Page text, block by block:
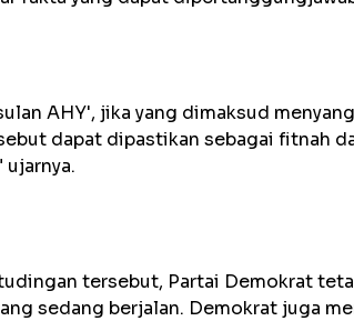
AHY', jika yang dimaksud
dapat dipastikan sebagai fitnah
ujarnya.
tersebut, Partai Demokrat
sedang berjalan. Demokrat juga